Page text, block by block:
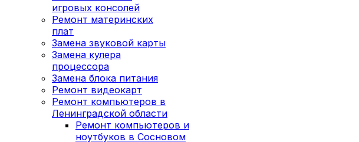
игровых консолей
Ремонт материнских
плат
Замена звуковой карты
Замена кулера
процессора
Замена блока питания
Ремонт видеокарт
Ремонт компьютеров в
Ленинградской области
Ремонт компьютеров и
ноутбуков в Сосновом